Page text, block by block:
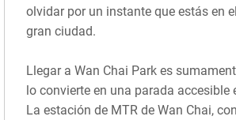
olvidar por un instante que estás en
gran ciudad.
Llegar a Wan Chai Park es
lo convierte en una parada accesible
La estación de MTR de Wan Chai,